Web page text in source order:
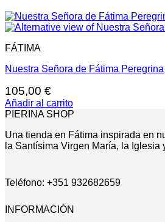
FÁTIMA
Nuestra Señora de Fátima Peregrina
105,00 €
Añadir al carrito
PIERINA SHOP
Una tienda en Fátima inspirada en
la Santísima Virgen María, la Iglesia
Teléfono: +351 932682659
INFORMACIÓN